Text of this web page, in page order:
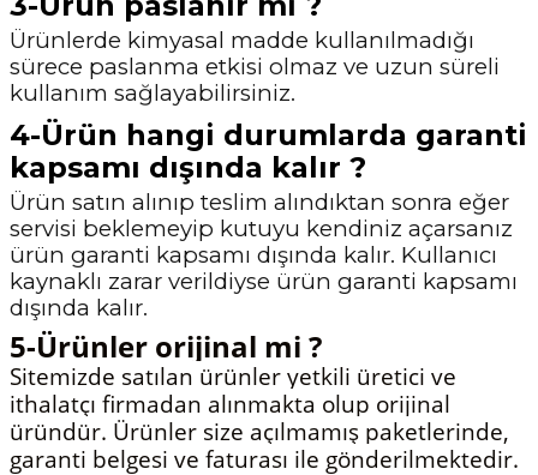
Ürünlerde kimyasal madde kullanılmadığı
sürece paslanma etkisi olmaz ve uzun süreli
kullanım sağlayabilirsiniz.
4-Ürün hangi durumlarda garanti
kapsamı dışında kalır ?
Ürün satın alınıp teslim alındıktan sonra eğer
servisi beklemeyip kutuyu kendiniz açarsanız
ürün garanti kapsamı dışında kalır. Kullanıcı
kaynaklı zarar verildiyse ürün garanti kapsamı
dışında kalır.
5-Ürünler orijinal mi ?
Sitemizde satılan ürünler yetkili üretici ve
ithalatçı firmadan alınmakta olup orijinal
üründür. Ürünler size açılmamış paketlerinde,
garanti belgesi ve faturası ile gönderilmektedir.